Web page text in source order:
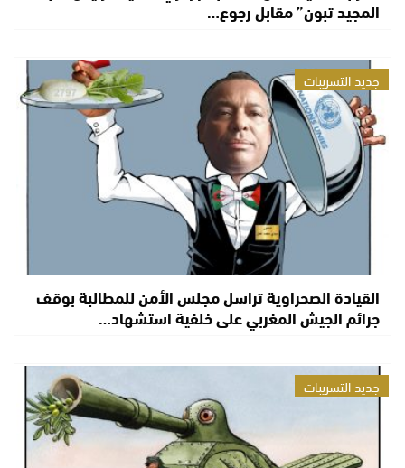
المجيد تبون” مقابل رجوع…
جديد التسريبات
القيادة الصحراوية تراسل مجلس الأمن للمطالبة بوقف
جرائم الجيش المغربي على خلفية استشهاد…
جديد التسريبات